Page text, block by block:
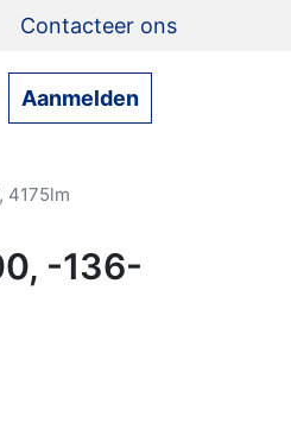
Contacteer ons
Aanmelden
4175lm
-136-